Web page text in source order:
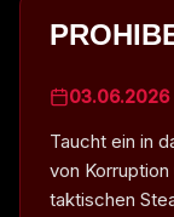
03.06.2026
Taucht ein in
von
taktischen